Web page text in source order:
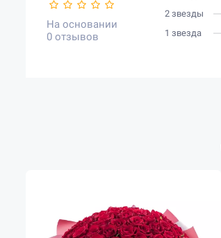
На основании
0 отзывов
2 звезды
1 звезда